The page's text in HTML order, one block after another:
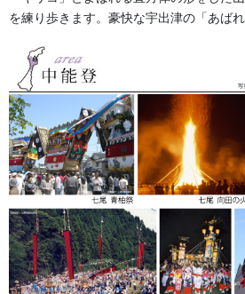
既成品の日本手
日本手拭を四つ折りにして肩からかけて
元に印入れが出るようにします。印入れ
用のためプリントで行いました。写真は
うにしました。両衿に出るように印入
2018/08/02
足袋,腹掛・股引、手拭
日本手ぬぐい の
日本手ぬぐいの代表的な染色方法は注染
が希望する数量が200枚～300枚と多い
を練り歩きます。豪快な宇出津の「あば